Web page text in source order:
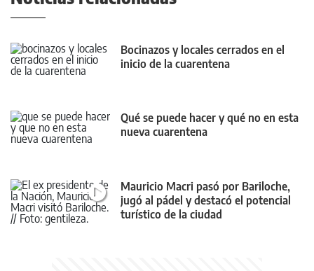
Bocinazos y locales cerrados en el
inicio de la cuarentena
Qué se puede hacer y qué no en esta
nueva cuarentena
Mauricio Macri pasó por Bariloche,
jugó al pádel y destacó el potencial
turístico de la ciudad